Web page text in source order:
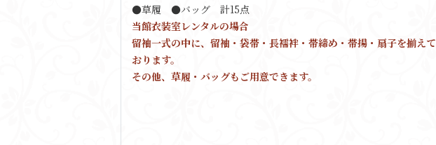
●草履 ●バッグ 計15点
当館衣装室レンタルの場合
留袖一式の中に、留袖・袋帯・長襦袢・帯締め・帯揚・扇子を揃えて
おります。
その他、草履・バッグもご用意できます。